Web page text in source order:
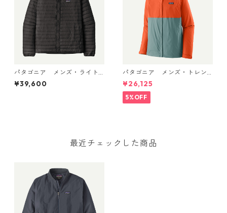
パタゴニア メンズ・ライト
ウェイト・ダウン・セータ
ー・カーディガン Black 319
¥39,600
パタゴニア メンズ・トレン
トシェル 3L・レイン・ジャケ
ット (カラー Blue Sage) Pat
agonia Men's Torrentshell 3
L Rain Jacket 日本正規品 製
¥26,125
5%OFF
最近チェックした商品